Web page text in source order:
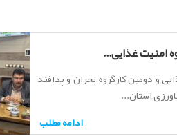
امنیت غذایی...
و دومین کارگروه بحران و پدافند
استان...
ادامه مطلب